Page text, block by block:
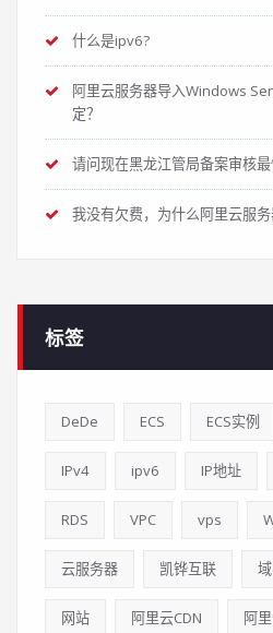
什么是ipv6?
阿里云服务器导入Windows
定？
请问现在黑龙江管局备案审核最
我没有欠费，为什么阿里云服
标签
DeDe ECS ECS实例
IPv4 ipv6 IP地址
RDS VPC vps
云服务器 凯铧互联
网站 阿里云CDN 阿